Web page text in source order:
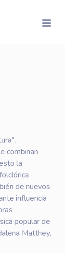
combinan
la
de nuevos
influencia
popular de
Matthey,